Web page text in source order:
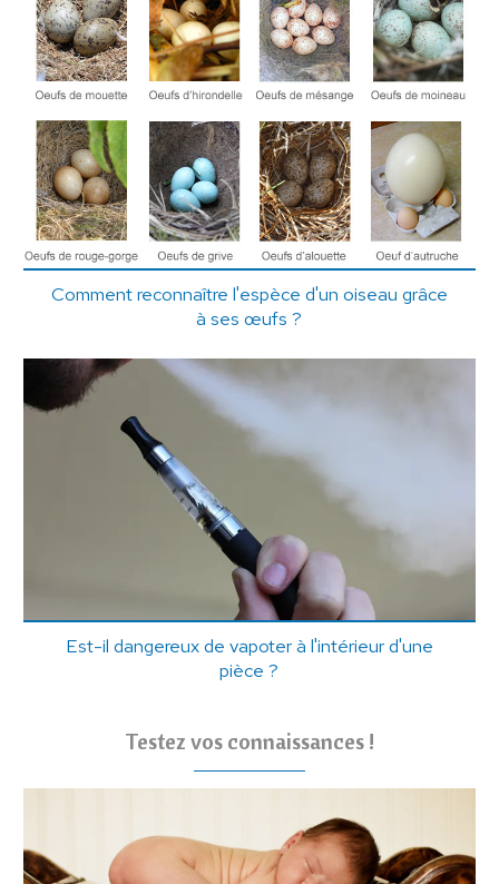
Comment reconnaître l'espèce d'un oiseau grâce
à ses œufs ?
Est-il dangereux de vapoter à l'intérieur d'une
pièce ?
Testez vos connaissances !